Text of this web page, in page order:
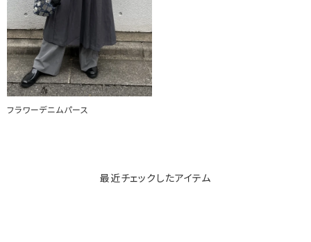
フラワーデニムパース
最近チェックしたアイテム